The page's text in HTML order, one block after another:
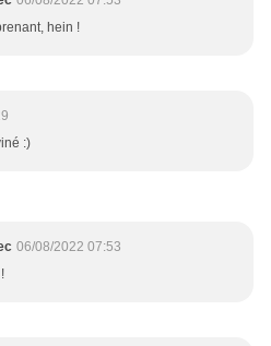
hein !
:)
06/08/2022 07:53